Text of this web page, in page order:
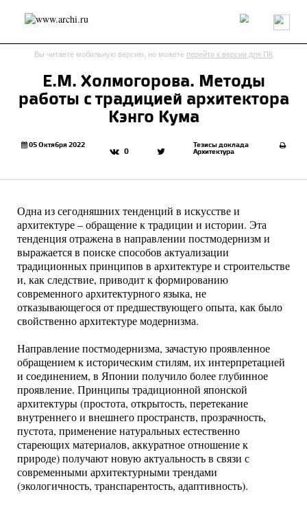
Россия Мир Технологии Интерьер Пресса
Архитекторы
send.project Анонсы конкурсов
Интервью Исследование
Обзор
Объект
Результаты конкурса
Дизайн
Иностранцы в России
Интерьер
Эко
Вы читаете мобильную версию, но можете перейти к версии для ПК
Е.М. Холмогорова. Методы
работы с традицией архитектора
Кэнго Кума
05 Октября 2022
0
Тезисы доклада
Архитектура
Одна из сегодняшних тенденций в искусстве и
архитектуре – обращение к традиции и истории. Эта
тенденция отражена в направлении постмодернизм и
выражается в поиске способов актуализации
традиционных принципов в архитектуре и строительстве
и, как следствие, приводит к формированию
современного архитектурного языка, не
отказывающегося от предшествующего опыта, как было
свойственно архитектуре модернизма.
Направление постмодернизма, зачастую проявленное
обращением к историческим стилям, их интерпретацией
и соединением, в Японии получило более глубинное
проявление. Принципы традиционной японской
архитектуры (простота, открытость, перетекание
внутреннего и внешнего пространств, прозрачность,
пустота, применение натуральных естественно
стареющих материалов, аккуратное отношение к
природе) получают новую актуальность в связи с
современными архитектурными трендами
(экологичность, транспарентость, адаптивность).